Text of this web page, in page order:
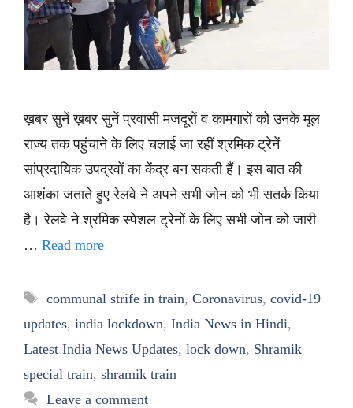
ख़बर सुनें ख़बर सुनें प्रवासी मजदूरों व कामगारों को उनके मूल
राज्य तक पहुंचाने के लिए चलाई जा रहीं श्रमिक ट्रेनें
सांप्रदायिक उपद्रवों का केंद्र बन सकती हैं। इस बात की
आशंका जताते हुए रेलवे ने अपने सभी जोन को भी सतर्क किया
है। रेलवे ने श्रमिक स्पेशल ट्रेनों के लिए सभी जोन को जारी
… Read more
Tags
communal strife in train, Coronavirus, covid-19
updates, india lockdown, India News in Hindi,
Latest India News Updates, lock down, Shramik
special train, shramik train
Leave a comment